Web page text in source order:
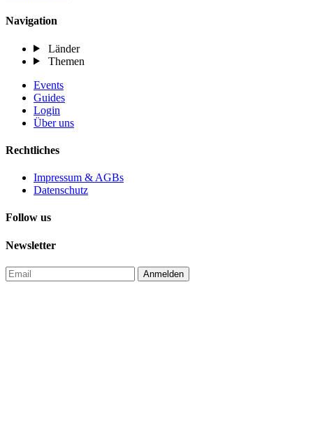
Navigation
Länder
Themen
Events
Guides
Login
Über uns
Rechtliches
Impressum & AGBs
Datenschutz
Follow us
Newsletter
Anmelden